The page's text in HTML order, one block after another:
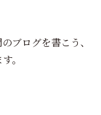
ブログを書こう、
。